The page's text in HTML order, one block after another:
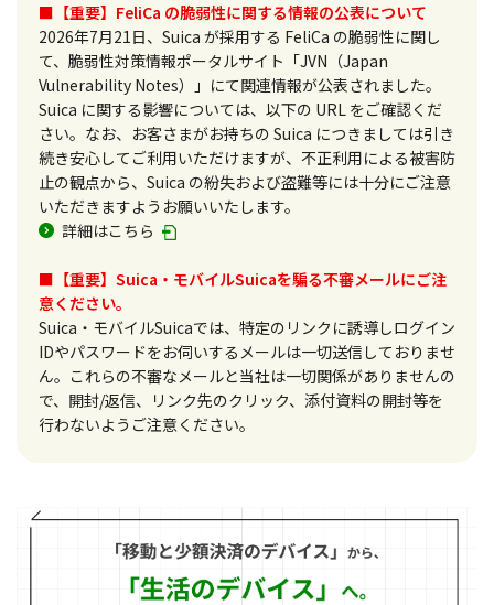
■【重要】FeliCa の脆弱性に関する情報の公表について
2026年7月21日、Suica が採用する FeliCa の脆弱性に関し
て、脆弱性対策情報ポータルサイト「JVN（Japan
Vulnerability Notes）」にて関連情報が公表されました。
Suica に関する影響については、以下の URL をご確認くだ
さい。なお、お客さまがお持ちの Suica につきましては引き
続き安心してご利用いただけますが、不正利用による被害防
止の観点から、Suica の紛失および盗難等には十分にご注意
いただきますようお願いいたします。
詳細はこちら
■【重要】Suica・モバイルSuicaを騙る不審メールにご注
意ください。
Suica・モバイルSuicaでは、特定のリンクに誘導しログイン
IDやパスワードをお伺いするメールは一切送信しておりませ
ん。これらの不審なメールと当社は一切関係がありませんの
で、開封/返信、リンク先のクリック、添付資料の開封等を
行わないようご注意ください。